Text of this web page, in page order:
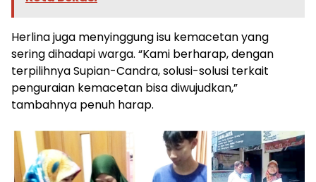
Herlina juga menyinggung isu kemacetan yang
sering dihadapi warga. “Kami berharap, dengan
terpilihnya Supian-Candra, solusi-solusi terkait
penguraian kemacetan bisa diwujudkan,”
tambahnya penuh harap.